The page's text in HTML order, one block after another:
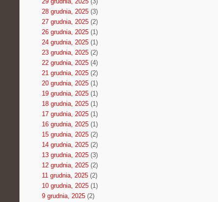
28 grudnia, 2025(3)
27 grudnia, 2025(2)
26 grudnia, 2025(1)
24 grudnia, 2025(1)
23 grudnia, 2025(2)
22 grudnia, 2025(4)
21 grudnia, 2025(2)
20 grudnia, 2025(1)
19 grudnia, 2025(1)
18 grudnia, 2025(1)
17 grudnia, 2025(1)
16 grudnia, 2025(1)
15 grudnia, 2025(2)
14 grudnia, 2025(2)
13 grudnia, 2025(3)
12 grudnia, 2025(2)
11 grudnia, 2025(2)
10 grudnia, 2025(1)
9 grudnia, 2025(2)